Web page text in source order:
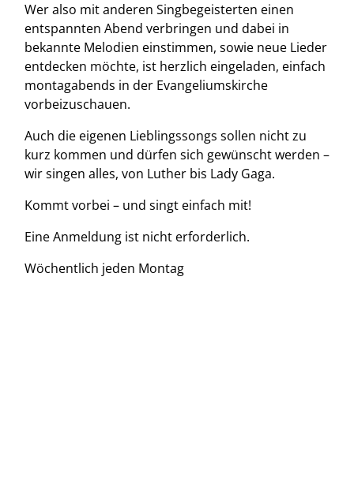
Wer also mit anderen Singbegeisterten einen
entspannten Abend verbringen und dabei in
bekannte Melodien einstimmen, sowie neue Lieder
entdecken möchte, ist herzlich eingeladen, einfach
montagabends in der Evangeliumskirche
vorbeizuschauen.
Auch die eigenen Lieblingssongs sollen nicht zu
kurz kommen und dürfen sich gewünscht werden –
wir singen alles, von Luther bis Lady Gaga.
Kommt vorbei – und singt einfach mit!
Eine Anmeldung ist nicht erforderlich.
Wöchentlich jeden Montag